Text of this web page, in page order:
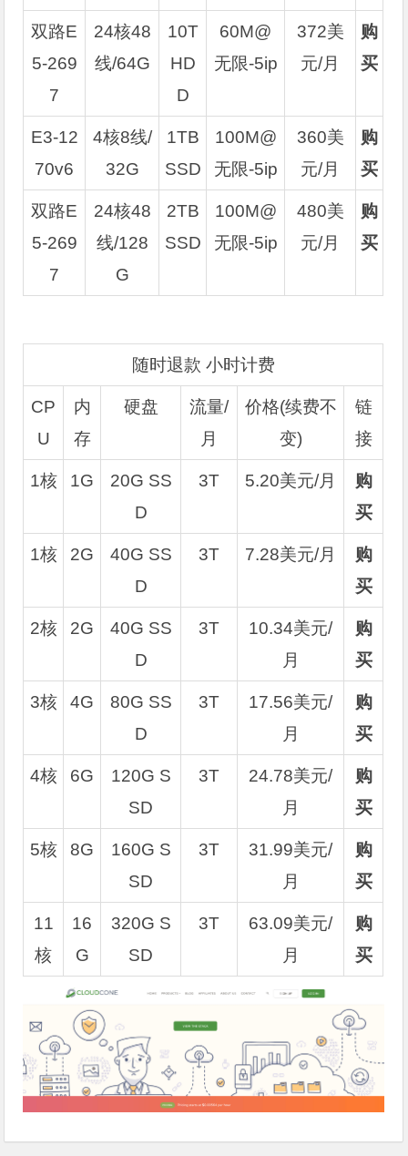
双路E
5-269
7
24核48
线/64G
10T
HD
D
60M@
无限-5ip
372美
元/月
购
买
E3-12
70v6
4核8线/
32G
1TB
SSD
100M@
无限-5ip
360美
元/月
购
买
双路E
5-269
7
24核48
线/128
G
2TB
SSD
100M@
无限-5ip
480美
元/月
购
买
随时退款 小时计费
CP
U
内
存
硬盘
流量/
月
价格(续费不
变)
链
接
1核 1G
20G SS
D
3T 5.20美元/月
购
买
1核 2G
40G SS
D
3T 7.28美元/月
购
买
2核 2G
40G SS
D
3T
10.34美元/
月
购
买
3核 4G
80G SS
D
3T
17.56美元/
月
购
买
4核 6G
120G S
SD
3T
24.78美元/
月
购
买
5核 8G
160G S
SD
3T
31.99美元/
月
购
买
11
核
16
G
320G S
SD
3T
63.09美元/
月
购
买